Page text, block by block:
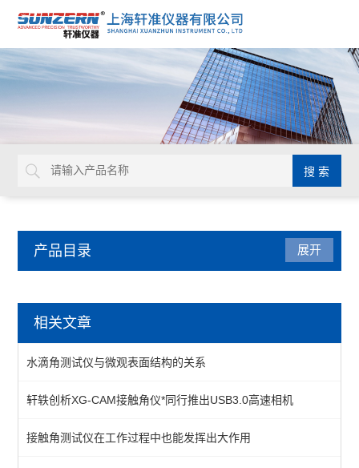
产品目录
水滴角测量仪
水滴角仪
水滴角测定仪
查看全部 >>
展开
相关文章
水滴角测试仪与微观表面结构的关系
轩轶创析XG-CAM接触角仪*同行推出USB3.0高速相机
接触角测试仪在工作过程中也能发挥出大作用